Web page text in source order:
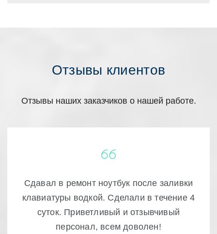
Отзывы клиентов
Отзывы наших заказчиков о нашей работе.
Очень качественный ремонт! доступно и
быстро , ещё раз спасибо.
РУСТАМ